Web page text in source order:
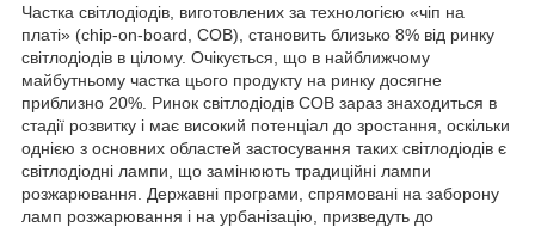
Частка світлодіодів, виготовлених за технологією «чіп на
платі» (chip-on-board, COB), становить близько 8% від ринку
світлодіодів в цілому. Очікується, що в найближчому
майбутньому частка цього продукту на ринку досягне
приблизно 20%. Ринок світлодіодів COB зараз знаходиться в
стадії розвитку і має високий потенціал до зростання, оскільки
однією з основних областей застосування таких світлодіодів є
світлодіодні лампи, що замінюють традиційні лампи
розжарювання. Державні програми, спрямовані на заборону
ламп розжарювання і на урбанізацію, призведуть до